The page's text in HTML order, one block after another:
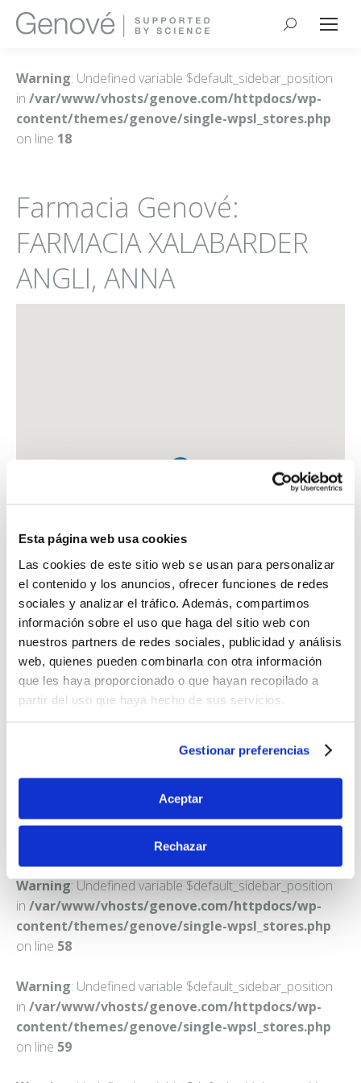
Esta página web usa cookies
Las cookies de este sitio web se usan para personalizar
el contenido y los anuncios, ofrecer funciones de redes
sociales y analizar el tráfico. Además, compartimos
información sobre el uso que haga del sitio web con
nuestros partners de redes sociales, publicidad y análisis
web, quienes pueden combinarla con otra información
que les haya proporcionado o que hayan recopilado a
partir del uso que haya hecho de sus servicios.
Gestionar preferencias
Aceptar
Rechazar
Buscar:
Warning: Undefined variable $default_sidebar_position
in /var/www/vhosts/genove.com/httpdocs/wp-
content/themes/genove/single-wpsl_stores.php
on line 18
Farmacia Genové:
FARMACIA XALABARDER
ANGLI, ANNA
FARMACIA XALABARDER ANGLI, ANNA
C. TRINQUET, 8
Warning: Undefined variable $default_sidebar_position
in /var/www/vhosts/genove.com/httpdocs/wp-
content/themes/genove/single-wpsl_stores.php
on line 58
Warning: Undefined variable $default_sidebar_position
in /var/www/vhosts/genove.com/httpdocs/wp-
content/themes/genove/single-wpsl_stores.php
on line 59